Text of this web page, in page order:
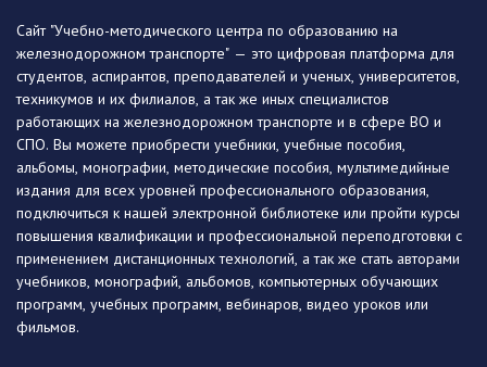
Сайт "Учебно-методического центра по образованию на
железнодорожном транспорте" — это цифровая платформа для
студентов, аспирантов, преподавателей и ученых, университетов,
техникумов и их филиалов, а так же иных специалистов
работающих на железнодорожном транспорте и в сфере ВО и
СПО. Вы можете приобрести учебники, учебные пособия,
альбомы, монографии, методические пособия, мультимедийные
издания для всех уровней профессионального образования,
подключиться к нашей электронной библиотеке или пройти курсы
повышения квалификации и профессиональной переподготовки с
применением дистанционных технологий, а так же стать авторами
учебников, монографий, альбомов, компьютерных обучающих
программ, учебных программ, вебинаров, видео уроков или
фильмов.